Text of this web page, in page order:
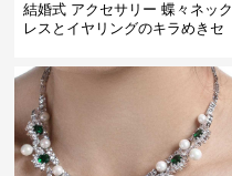
結婚式 アクセサリー 蝶々ネック
レスとイヤリングのキラめきセ